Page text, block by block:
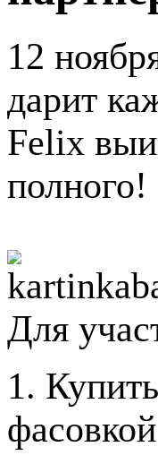
12
дарит
Felix
полного!
Для
1.